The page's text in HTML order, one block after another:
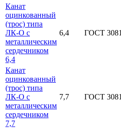
Канат
оцинкованный
(трос) типа
ЛК-О с
металлическим
сердечником
6,4
6,4 ГОСТ
Канат
оцинкованный
(трос) типа
ЛК-О с
металлическим
сердечником
7,7
7,7 ГОСТ